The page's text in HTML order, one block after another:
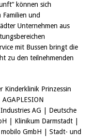
können sich
und
Unternehmen aus
mit Bussen bringt die
zu den teilnehmenden
Kinderklinik Prinzessin
AG | Deutsche
| Klinikum Darmstadt |
GmbH | Stadt- und